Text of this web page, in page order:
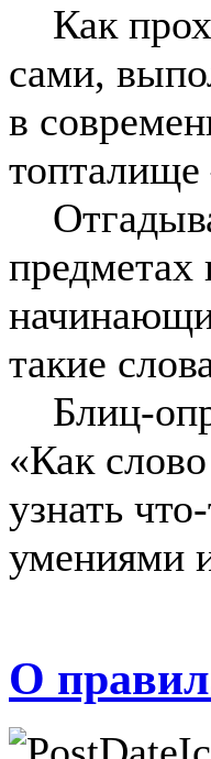
Как
сами,
в
топталище
предметах
такие
Блиц-
«Как
узнать
умениями
О